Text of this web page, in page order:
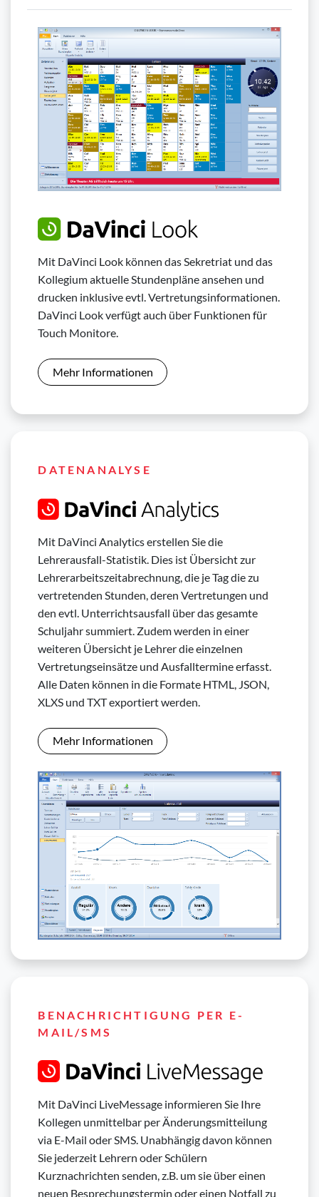
Mit DaVinci Look können das Sekretriat und das
Kollegium aktuelle Stundenpläne ansehen und
drucken inklusive evtl. Vertretungsinformationen.
DaVinci Look verfügt auch über Funktionen für
Touch Monitore.
Mehr Informationen
DATENANALYSE
Mit DaVinci Analytics erstellen Sie die
Lehrerausfall-Statistik. Dies ist Übersicht zur
Lehrerarbeitszeitabrechnung, die je Tag die zu
vertretenden Stunden, deren Vertretungen und
den evtl. Unterrichtsausfall über das gesamte
Schuljahr summiert. Zudem werden in einer
weiteren Übersicht je Lehrer die einzelnen
Vertretungseinsätze und Ausfalltermine erfasst.
Alle Daten können in die Formate HTML, JSON,
XLXS und TXT exportiert werden.
Mehr Informationen
BENACHRICHTIGUNG PER E-
MAIL/SMS
Mit DaVinci LiveMessage informieren Sie Ihre
Kollegen unmittelbar per Änderungsmitteilung
via E-Mail oder SMS. Unabhängig davon können
Sie jederzeit Lehrern oder Schülern
Kurznachrichten senden, z.B. um sie über einen
neuen Besprechungstermin oder einen Notfall zu